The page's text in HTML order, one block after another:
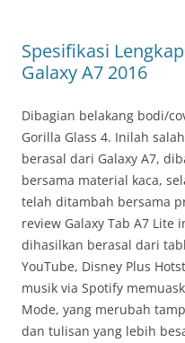
Spesifikasi
Galaxy A7 2016
Dibagian belakang bodi/
Gorilla Glass 4. Inilah
berasal dari Galaxy A7,
bersama material kaca,
telah ditambah bersama
review Galaxy Tab A7
dihasilkan berasal dari
YouTube, Disney Plus
musik via Spotify
Mode, yang merubah
dan tulisan yang lebih